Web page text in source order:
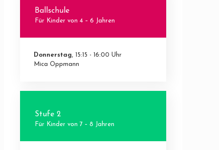
Ballschule
Für Kinder von 4 – 6 Jahren
Donnerstag, 15:15 - 16:00 Uhr
Mica Oppmann
Stufe 2
Für Kinder von 7 – 8 Jahren